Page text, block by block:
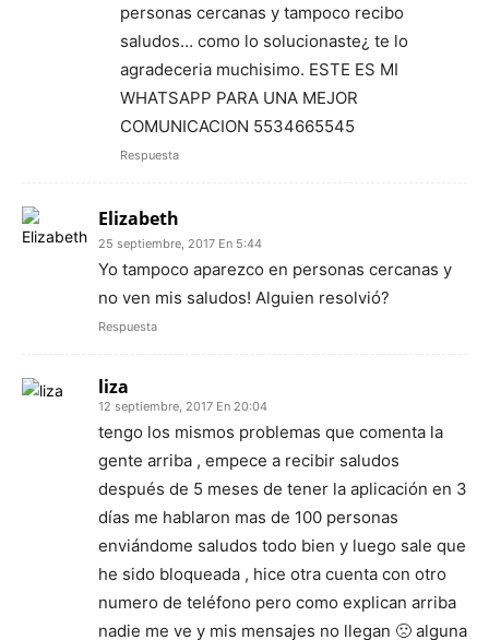
personas cercanas y tampoco recibo
saludos… como lo solucionaste¿ te lo
agradeceria muchisimo. ESTE ES MI
WHATSAPP PARA UNA MEJOR
COMUNICACION 5534665545
Respuesta
Elizabeth
25 septiembre, 2017 En 5:44
Yo tampoco aparezco en personas cercanas y
no ven mis saludos! Alguien resolvió?
Respuesta
liza
12 septiembre, 2017 En 20:04
tengo los mismos problemas que comenta la
gente arriba , empece a recibir saludos
después de 5 meses de tener la aplicación en 3
días me hablaron mas de 100 personas
enviándome saludos todo bien y luego sale que
he sido bloqueada , hice otra cuenta con otro
numero de teléfono pero como explican arriba
nadie me ve y mis mensajes no llegan 🙁 alguna